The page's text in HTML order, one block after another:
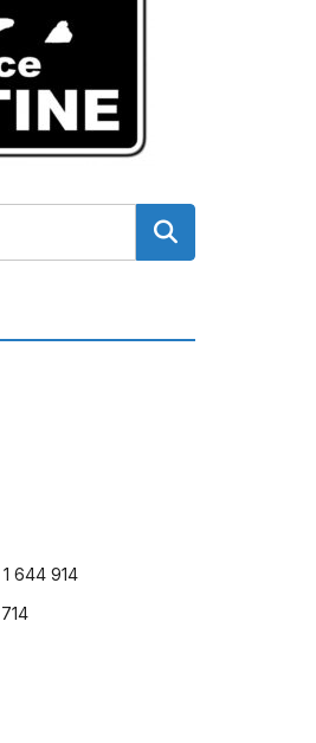
1 644 914